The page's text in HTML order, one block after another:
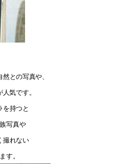
との写真や、
気です。
を持つと
写真や
撮れない
す。